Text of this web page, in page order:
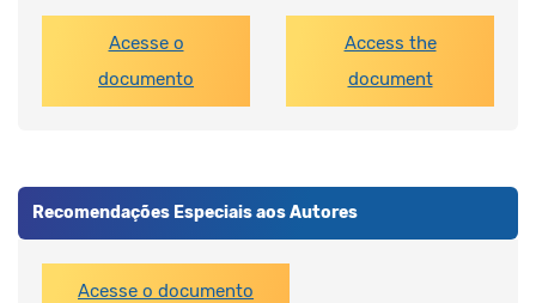
Acesse o
documento
Access the
document
Recomendações Especiais aos Autores
Acesse o documento